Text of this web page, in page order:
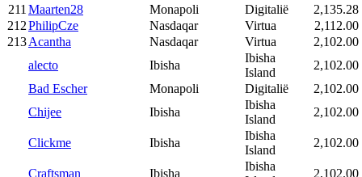
211 Maarten28 Monapoli Digitalië
2,135.28
212PhilipCze Nasdaqar Virtua
2,112.00
213Acantha Nasdaqar Virtua
2,102.00
alecto
Ibisha
Ibisha
Island
2,102.00
Bad Escher
Monapoli Digitalië
2,102.00
Chijee
Ibisha
Ibisha
Island
2,102.00
Clickme Ibisha
Ibisha
Island
2,102.00
Craftsman Ibisha
Ibisha
2,102.00